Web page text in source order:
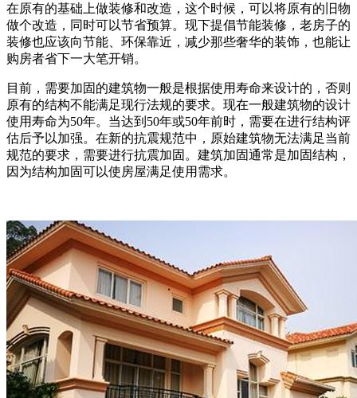
在原有的基础上做装修和改造，这个时候，可以将原有的旧物
做个改造，同时可以节省预算。现下提倡节能装修，老房子的
装修也应该向节能、环保靠近，减少那些奢华的装饰，也能让
购房者省下一大笔开销。
目前，需要加固的建筑物一般是根据使用寿命来设计的，否则
原有的结构不能满足现行法规的要求。现在一般建筑物的设计
使用寿命为50年。当达到50年或50年前时，需要在进行结构评
估后予以加强。在新的抗震规范中，原始建筑物无法满足当前
规范的要求，需要进行抗震加固。建筑加固通常是加固结构，
因为结构加固可以使房屋满足使用需求。